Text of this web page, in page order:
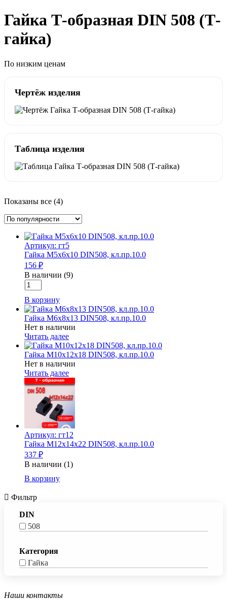
Гайка Т-образная DIN 508 (Т-
гайка)
По низким ценам
Чертёж изделия
Таблица изделия
Показаны все (4)
Артикул: гт5
Гайка М5х6х10 DIN508, кл.пр.10.0
156 ₽
В наличии (9)
Количество
товара
Гайка
М5х6х10
DIN508,
кл.пр.10.0
В корзину
Гайка М6х8х13 DIN508, кл.пр.10.0
Нет в наличии
Читать далее
Гайка М10х12х18 DIN508, кл.пр.10.0
Нет в наличии
Читать далее
Артикул: гт12
Гайка М12х14х22 DIN508, кл.пр.10.0
337 ₽
В наличии (1)
товара
М12х14х22
кл.пр.10.0
В корзину
Фильтр
DIN
508
Категория
Гайка
Наши контакты